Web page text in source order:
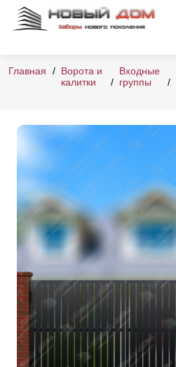
Главная
Ворота и
калитки
Входные
группы